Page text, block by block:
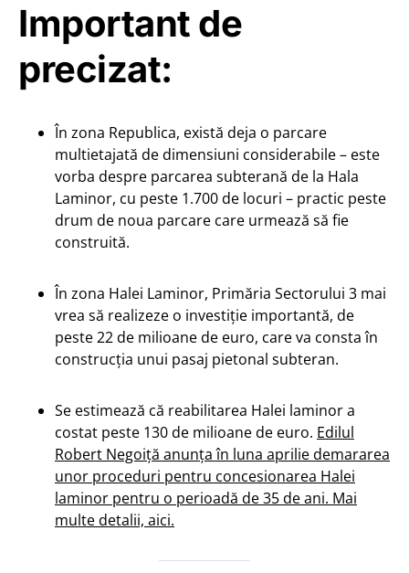
Important de
precizat:
În zona Republica, există deja o parcare
multietajată de dimensiuni considerabile – este
vorba despre parcarea subterană de la Hala
Laminor, cu peste 1.700 de locuri – practic peste
drum de noua parcare care urmează să fie
construită.
În zona Halei Laminor, Primăria Sectorului 3 mai
vrea să realizeze o investiție importantă, de
peste 22 de milioane de euro, care va consta în
construcția unui pasaj pietonal subteran.
Se estimează că reabilitarea Halei laminor a
costat peste 130 de milioane de euro. Edilul
Robert Negoiță anunța în luna aprilie demararea
unor proceduri pentru concesionarea Halei
laminor pentru o perioadă de 35 de ani. Mai
multe detalii, aici.